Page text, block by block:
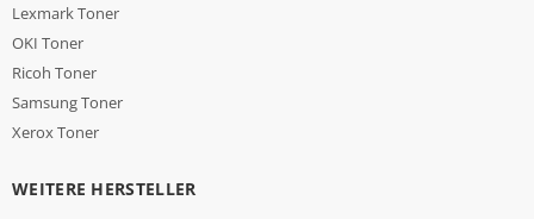
Lexmark Toner
OKI Toner
Ricoh Toner
Samsung Toner
Xerox Toner
WEITERE HERSTELLER